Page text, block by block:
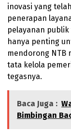
inovasi yang
penerapan
pelayanan
hanya penting
mendorong NTB
tata kelola
tegasnya.
Baca Juga :
Bimbingan